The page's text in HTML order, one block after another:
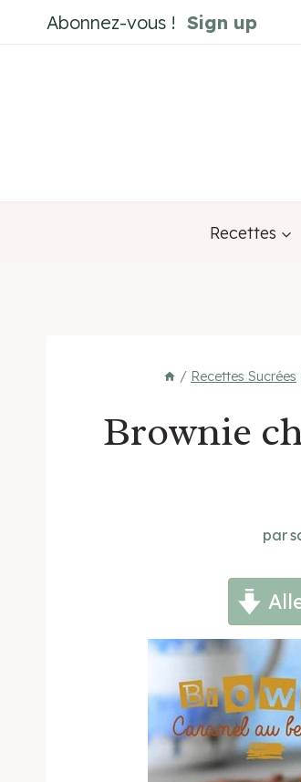
au
Abonnez-vous ! Sign up
Recettes
/ Recettes Sucrées
Brownie
par